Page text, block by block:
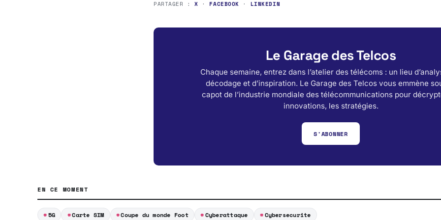
PARTAGER :X · FACEBOOK · LINKEDIN
Le Garage des Telcos
Chaque semaine, entrez dans l’atelier des télécoms : un lieu
décodage et d’inspiration. Le Garage des Telcos vous emmène
capot de l’industrie mondiale des télécommunications pour
innovations, les stratégies.
S'ABONNER
EN CE MOMENT
5G Carte SIM Coupe du monde Foot Cyberattaque Cybersecurite